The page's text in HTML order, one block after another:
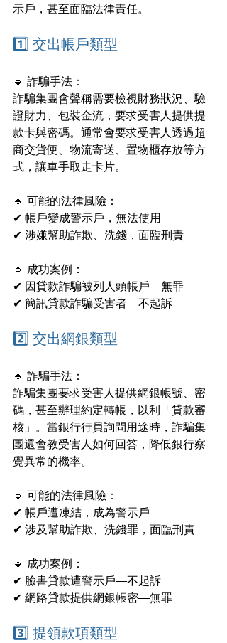
示戶，甚至面臨法律責任。
1️⃣ 交出帳戶類型
🔹 詐騙手法：
詐騙集團會聲稱需要檢視財務狀況、驗
證財力、包裝金流，要求受害人提供提
款卡與密碼。通常會要求受害人透過超
商交貨便、物流寄送、置物櫃存放等方
式，讓車手取走卡片。
🔹 可能的法律風險：
✔ 帳戶變成警示戶，無法使用
✔ 涉嫌幫助詐欺、洗錢，面臨刑責
🔹 成功案例：
✔ 因貸款詐騙被列人頭帳戶—無罪
✔ 簡訊貸款詐騙受害者—不起訴
2️⃣ 交出網銀類型
🔹 詐騙手法：
詐騙集團要求受害人提供網銀帳號、密
碼，甚至辦理約定轉帳，以利「貸款審
核」。當銀行行員詢問用途時，詐騙集
團還會教受害人如何回答，降低銀行察
覺異常的機率。
🔹 可能的法律風險：
✔ 帳戶遭凍結，成為警示戶
✔ 涉及幫助詐欺、洗錢罪，面臨刑責
🔹 成功案例：
✔ 臉書貸款遭警示戶—不起訴
✔ 網路貸款提供網銀帳密—無罪
3️⃣ 提領款項類型